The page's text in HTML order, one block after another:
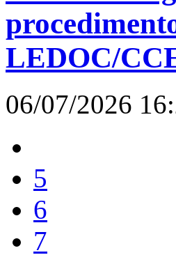
LEDOC/
06/07/2026
5
6
7